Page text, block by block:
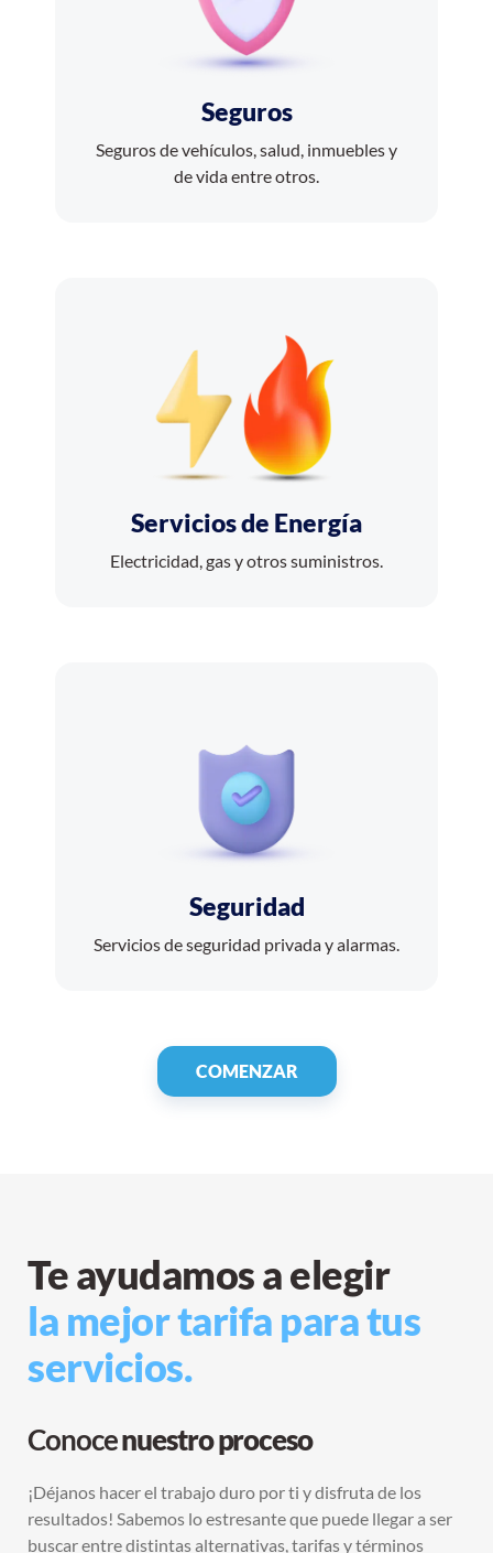
Seguros
Seguros de vehículos, salud, inmuebles y
de vida entre otros.
Servicios de Energía
Electricidad, gas y otros suministros.
Seguridad
Servicios de seguridad privada y alarmas.
COMENZAR
Te ayudamos a elegir
la mejor tarifa para tus
servicios.
Conocenuestro proceso
¡Déjanos hacer el trabajo duro por ti y disfruta de los
resultados! Sabemos lo estresante que puede llegar a ser
buscar entre distintas alternativas, tarifas y términos